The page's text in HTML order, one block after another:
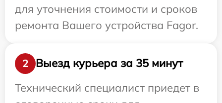
для уточнения стоимости и сроков
ремонта Вашего устройства Fagor.
2
Выезд курьера за 35 минут
Технический специалист приедет в